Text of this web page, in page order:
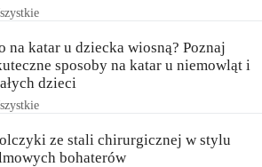
na katar u dziecka wiosną? Poznaj
sposoby na katar u niemowląt i
dzieci
ze stali chirurgicznej w stylu
bohaterów